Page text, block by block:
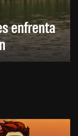
enfrenta